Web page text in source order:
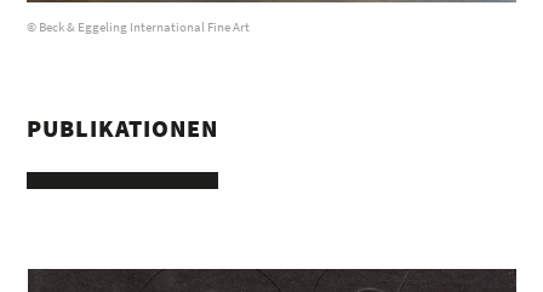
© Beck & Eggeling International Fine Art
PUBLIKATIONEN